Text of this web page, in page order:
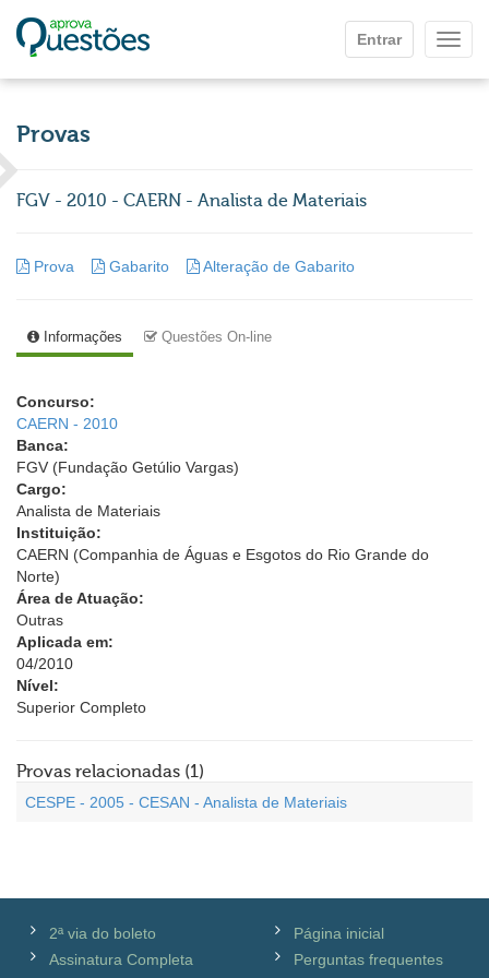
Entrar
Provas
FGV - 2010 - CAERN - Analista de Materiais
Prova Gabarito Alteração de Gabarito
Informações Questões On-line
Concurso:
CAERN - 2010
Banca:
FGV (Fundação Getúlio Vargas)
Cargo:
Analista de Materiais
Instituição:
CAERN (Companhia de Águas e Esgotos do Rio Grande do
Norte)
Área de Atuação:
Outras
Aplicada em:
04/2010
Nível:
Superior Completo
Provas relacionadas (1)
CESPE - 2005 - CESAN - Analista de Materiais
2ª via do boleto
Assinatura Completa
Página inicial
Perguntas frequentes